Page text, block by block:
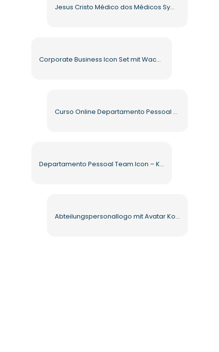
Jesus Cristo Médico dos Médicos Symbol des Roten Kreuzes Kostenloses PNG
Corporate Business Icon Set mit Wachstumsdiagramm Kostenloses PNG
Curso Online Departamento Pessoal Banner Kostenloses PNG
Departamento Pessoal Team Icon – Kostenloses PNG in hoher Qualität
Abteilungspersonallogo mit Avatar Kostenloses PNG